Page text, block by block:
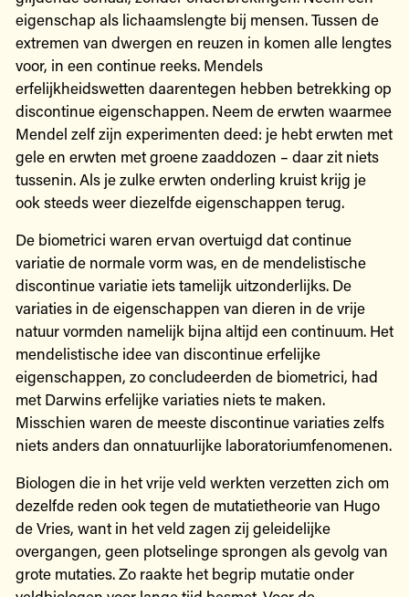
eigenschap als lichaamslengte bij mensen. Tussen de
extremen van dwergen en reuzen in komen alle lengtes
voor, in een continue reeks. Mendels
erfelijkheidswetten daarentegen hebben betrekking op
discontinue eigenschappen. Neem de erwten waarmee
Mendel zelf zijn experimenten deed: je hebt erwten met
gele en erwten met groene zaaddozen – daar zit niets
tussenin. Als je zulke erwten onderling kruist krijg je
ook steeds weer diezelfde eigenschappen terug.
De biometrici waren ervan overtuigd dat continue
variatie de normale vorm was, en de mendelistische
discontinue variatie iets tamelijk uitzonderlijks. De
variaties in de eigenschappen van dieren in de vrije
natuur vormden namelijk bijna altijd een continuum. Het
mendelistische idee van discontinue erfelijke
eigenschappen, zo concludeerden de biometrici, had
met Darwins erfelijke variaties niets te maken.
Misschien waren de meeste discontinue variaties zelfs
niets anders dan onnatuurlijke laboratoriumfenomenen.
Biologen die in het vrije veld werkten verzetten zich om
dezelfde reden ook tegen de mutatietheorie van Hugo
de Vries, want in het veld zagen zij geleidelijke
overgangen, geen plotselinge sprongen als gevolg van
grote mutaties. Zo raakte het begrip mutatie onder